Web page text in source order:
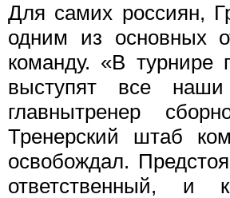
Для самих россиян,
одним из основных
команду. «В
выступят все
главнытренер
Тренерский штаб
освобождал.
ответственный, и